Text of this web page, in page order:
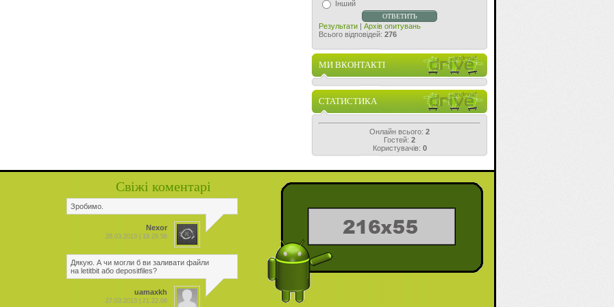
Інший
Результати | Архів опитувань
Всього відповідей: 276
МИ ВКОНТАКТІ
СТАТИСТИКА
Онлайн всього: 2
Гостей: 2
Користувачів: 0
Свіжі коментарі
Зробимо.
Nexor
28.03.2013 | 19.29.56
Дякую. А чи могли б ви заливати файли
на letitbit або depositfiles?
uamaxkh
27.03.2013 | 21.22.06